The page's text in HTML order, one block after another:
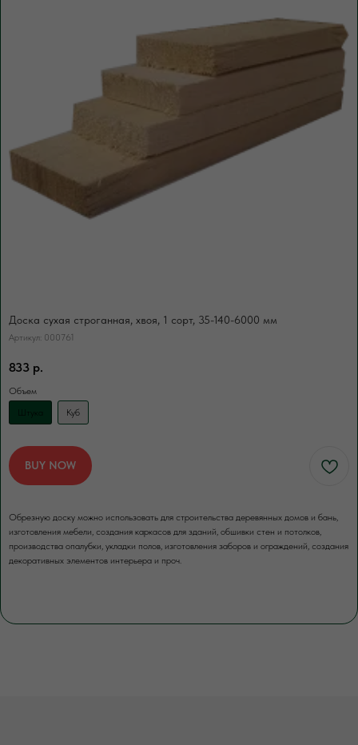
Доска сухая строганная, хвоя, 1 сорт, 35-140-6000 мм
Артикул: 000761
833 р.
Объем
Штука
Куб
BUY NOW
Обрезную доску можно использовать для строительства деревянных домов и бань,
изготовления мебели, создания каркасов для зданий, обшивки стен и потолков,
производства опалубки, укладки полов, изготовления заборов и ограждений, создания
декоративных элементов интерьера и проч.
Это может пригодиться
Разгрузка пиломатериалов
нашими грузчиками
осуществляется либо с помощью
манипулятора, либо с помощью
физической силы наших специалистов.
ЧАЩЕ ВСЕГО ЗАКАЗЫВАЮТ
ЗАКАЗАТЬ